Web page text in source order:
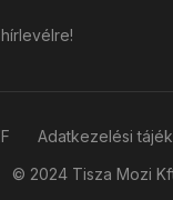
© 2024 Tisza Mozi
Adatkezelési